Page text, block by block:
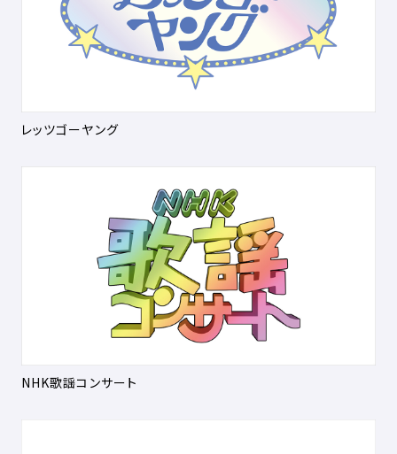
レッツゴーヤング
NHK歌謡コンサート